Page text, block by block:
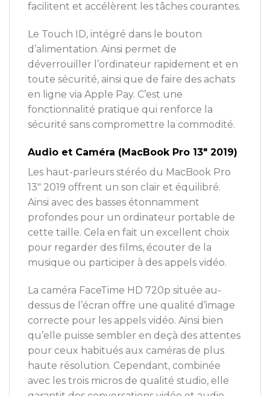
facilitent et accélèrent les tâches courantes.
Le Touch ID, intégré dans le bouton
d’alimentation. Ainsi permet de
déverrouiller l’ordinateur rapidement et en
toute sécurité, ainsi que de faire des achats
en ligne via Apple Pay. C’est une
fonctionnalité pratique qui renforce la
sécurité sans compromettre la commodité.
Audio et Caméra (MacBook Pro 13″ 2019)
Les haut-parleurs stéréo du MacBook Pro
13″ 2019 offrent un son clair et équilibré.
Ainsi avec des basses étonnamment
profondes pour un ordinateur portable de
cette taille. Cela en fait un excellent choix
pour regarder des films, écouter de la
musique ou participer à des appels vidéo.
La caméra FaceTime HD 720p située au-
dessus de l’écran offre une qualité d’image
correcte pour les appels vidéo. Ainsi bien
qu’elle puisse sembler en deçà des attentes
pour ceux habitués aux caméras de plus
haute résolution. Cependant, combinée
avec les trois micros de qualité studio, elle